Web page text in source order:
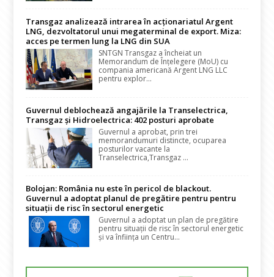
Transgaz analizează intrarea în acționariatul Argent
LNG, dezvoltatorul unui megaterminal de export. Miza:
acces pe termen lung la LNG din SUA
SNTGN Transgaz a încheiat un
Memorandum de Înțelegere (MoU) cu
compania americană Argent LNG LLC
pentru explor...
Guvernul deblochează angajările la Transelectrica,
Transgaz și Hidroelectrica: 402 posturi aprobate
Guvernul a aprobat, prin trei
memorandumuri distincte, ocuparea
posturilor vacante la
Transelectrica,Transgaz ...
Bolojan: România nu este în pericol de blackout.
Guvernul a adoptat planul de pregătire pentru pentru
situații de risc în sectorul energetic
Guvernul a adoptat un plan de pregătire
pentru situații de risc în sectorul energetic
și va înființa un Centru...